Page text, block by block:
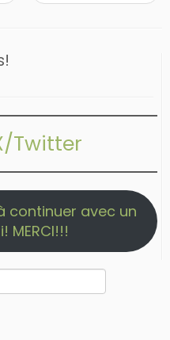
Twitter
continuer avec un
MERCI!!!